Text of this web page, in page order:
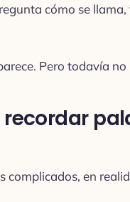
cómo se
Pero todavía
complicados, en